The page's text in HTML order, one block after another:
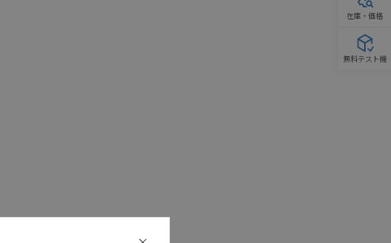
在庫・価格
無料テスト機